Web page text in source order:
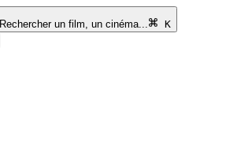
Rechercher un film, un cinéma...
K